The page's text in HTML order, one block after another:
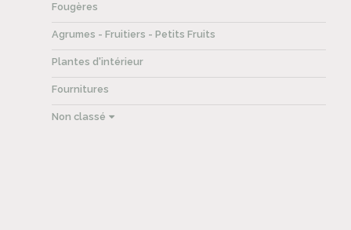
Fougères
Agrumes - Fruitiers - Petits Fruits
Plantes d'intérieur
Fournitures
Non classé